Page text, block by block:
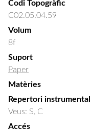
Codi Topogràfic
C02.05.04.59
Volum
8f
Suport
Paper
Matèries
Repertori instrumental
Veus: S, C
Accés